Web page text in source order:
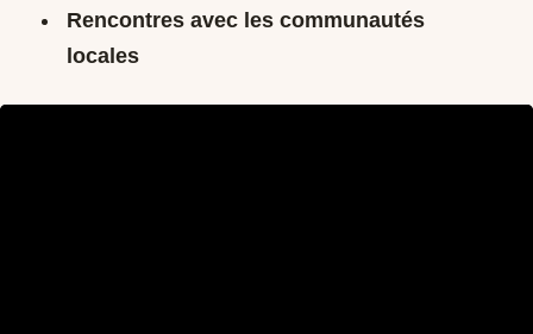
Rencontres avec les communautés
locales